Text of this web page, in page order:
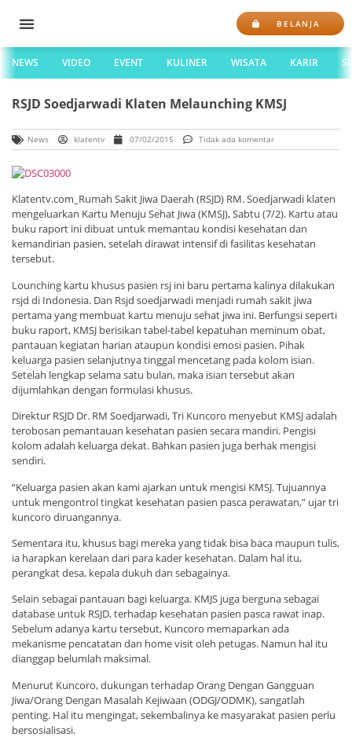
BELANJA
NEWS VIDEO EVENT KULINER WISATA KARIR
RSJD Soedjarwadi Klaten Melaunching KMSJ
News klatentv 07/02/2015 Tidak ada komentar
Klatentv.com_Rumah Sakit Jiwa Daerah (RSJD) RM. Soedjarwadi klaten
mengeluarkan Kartu Menuju Sehat Jiwa (KMSJ), Sabtu (7/2). Kartu atau
buku raport ini dibuat untuk memantau kondisi kesehatan dan
kemandirian pasien, setelah dirawat intensif di fasilitas kesehatan
tersebut.
Lounching kartu khusus pasien rsj ini baru pertama kalinya dilakukan
rsjd di Indonesia. Dan Rsjd soedjarwadi menjadi rumah sakit jiwa
pertama yang membuat kartu menuju sehat jiwa ini. Berfungsi seperti
buku raport, KMSJ berisikan tabel-tabel kepatuhan meminum obat,
pantauan kegiatan harian ataupun kondisi emosi pasien. Pihak
keluarga pasien selanjutnya tinggal mencetang pada kolom isian.
Setelah lengkap selama satu bulan, maka isian tersebut akan
dijumlahkan dengan formulasi khusus.
Direktur RSJD Dr. RM Soedjarwadi, Tri Kuncoro menyebut KMSJ adalah
terobosan pemantauan kesehatan pasien secara mandiri. Pengisi
kolom adalah keluarga dekat. Bahkan pasien juga berhak mengisi
sendiri.
“Keluarga pasien akan kami ajarkan untuk mengisi KMSJ. Tujuannya
untuk mengontrol tingkat kesehatan pasien pasca perawatan,” ujar tri
kuncoro diruangannya.
Sementara itu, khusus bagi mereka yang tidak bisa baca maupun tulis,
ia harapkan kerelaan dari para kader kesehatan. Dalam hal itu,
perangkat desa, kepala dukuh dan sebagainya.
Selain sebagai pantauan bagi keluarga. KMJS juga berguna sebagai
database untuk RSJD, terhadap kesehatan pasien pasca rawat inap.
Sebelum adanya kartu tersebut, Kuncoro memaparkan ada
mekanisme pencatatan dan home visit oleh petugas. Namun hal itu
dianggap belumlah maksimal.
Menurut Kuncoro, dukungan terhadap Orang Dengan Gangguan
Jiwa/Orang Dengan Masalah Kejiwaan (ODGJ/ODMK), sangatlah
penting. Hal itu mengingat, sekembalinya ke masyarakat pasien perlu
bersosialisasi.